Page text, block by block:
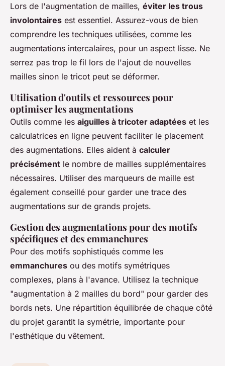
Lors de l'augmentation de mailles, éviter les trous
involontaires est essentiel. Assurez-vous de bien
comprendre les techniques utilisées, comme les
augmentations intercalaires, pour un aspect lisse. Ne
serrez pas trop le fil lors de l'ajout de nouvelles
mailles sinon le tricot peut se déformer.
Utilisation d'outils et ressources pour
optimiser les augmentations
Outils comme les aiguilles à tricoter adaptées et les
calculatrices en ligne peuvent faciliter le placement
des augmentations. Elles aident à calculer
précisément le nombre de mailles supplémentaires
nécessaires. Utiliser des marqueurs de maille est
également conseillé pour garder une trace des
augmentations sur de grands projets.
Gestion des augmentations pour des motifs
spécifiques et des emmanchures
Pour des motifs sophistiqués comme les
emmanchures ou des motifs symétriques
complexes, plans à l'avance. Utilisez la technique
"augmentation à 2 mailles du bord" pour garder des
bords nets. Une répartition équilibrée de chaque côté
du projet garantit la symétrie, importante pour
l'esthétique du vêtement.